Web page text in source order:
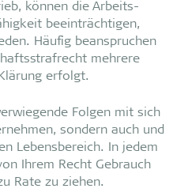
können die Arbeits-
beeinträchtigen,
Häufig beanspruchen
mehrere
erfolgt.
Folgen mit sich
sondern auch und
Lebensbereich. In jedem
Ihrem Recht Gebrauch
Rate zu ziehen.